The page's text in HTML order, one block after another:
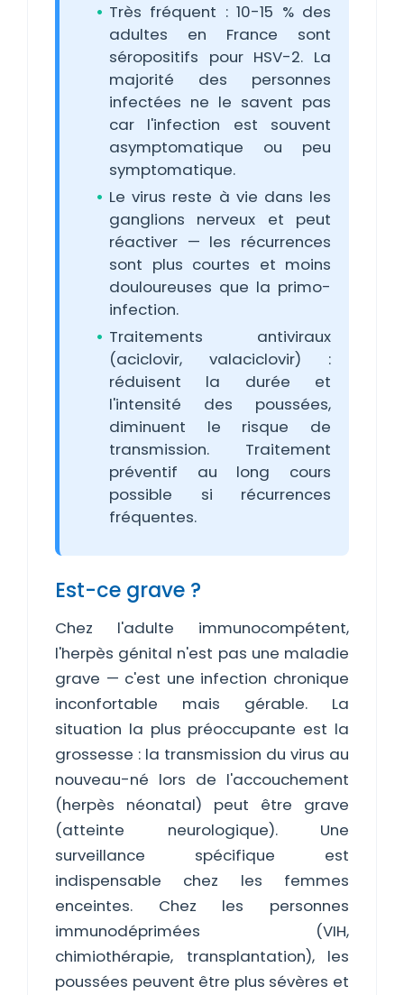
Très fréquent : 10-15 % des
adultes en France sont
séropositifs pour HSV-2. La
majorité des personnes
infectées ne le savent pas
car l'infection est souvent
asymptomatique ou peu
symptomatique.
Le virus reste à vie dans les
ganglions nerveux et peut
réactiver — les récurrences
sont plus courtes et moins
douloureuses que la primo-
infection.
Traitements antiviraux
(aciclovir, valaciclovir) :
réduisent la durée et
l'intensité des poussées,
diminuent le risque de
transmission. Traitement
préventif au long cours
possible si récurrences
fréquentes.
Est-ce grave ?
Chez l'adulte immunocompétent,
l'herpès génital n'est pas une maladie
grave — c'est une infection chronique
inconfortable mais gérable. La
situation la plus préoccupante est la
grossesse : la transmission du virus au
nouveau-né lors de l'accouchement
(herpès néonatal) peut être grave
(atteinte neurologique). Une
surveillance spécifique est
indispensable chez les femmes
enceintes. Chez les personnes
immunodéprimées (VIH,
chimiothérapie, transplantation), les
poussées peuvent être plus sévères et